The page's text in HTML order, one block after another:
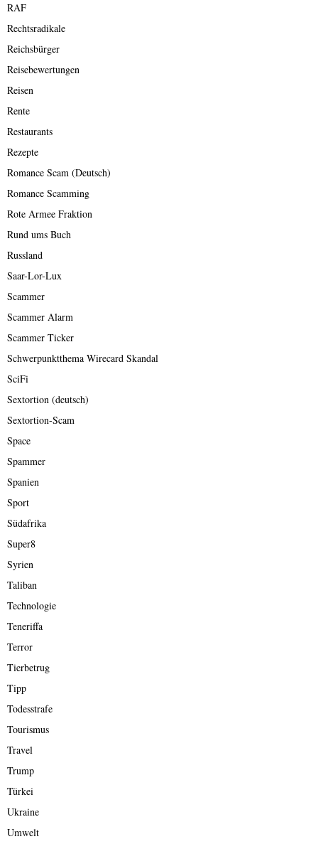
RAF
Rechtsradikale
Reichsbürger
Reisebewertungen
Reisen
Rente
Restaurants
Rezepte
Romance Scam (Deutsch)
Romance Scamming
Rote Armee Fraktion
Rund ums Buch
Russland
Saar-Lor-Lux
Scammer
Scammer Alarm
Scammer Ticker
Schwerpunktthema Wirecard Skandal
SciFi
Sextortion (deutsch)
Sextortion-Scam
Space
Spammer
Spanien
Sport
Südafrika
Super8
Syrien
Taliban
Technologie
Teneriffa
Terror
Tierbetrug
Tipp
Todesstrafe
Tourismus
Travel
Trump
Türkei
Ukraine
Umwelt